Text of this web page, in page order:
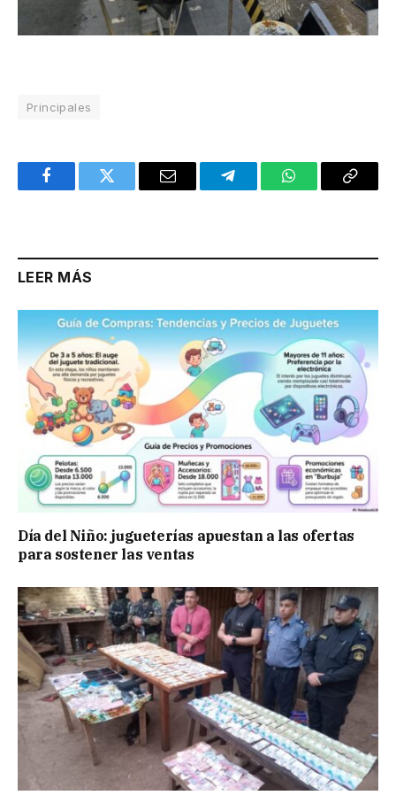
Principales
FacebookTwitter Email TelegramWhatsAppCopy
LEER MÁS
Día del Niño: jugueterías apuestan a las ofertas
para sostener las ventas